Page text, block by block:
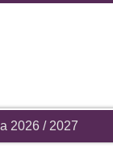
2026 / 2027